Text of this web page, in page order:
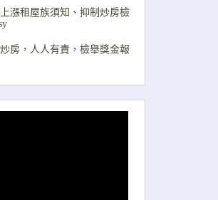
漲租屋族須知、抑制炒房檢
房，人人有責，檢舉獎金報